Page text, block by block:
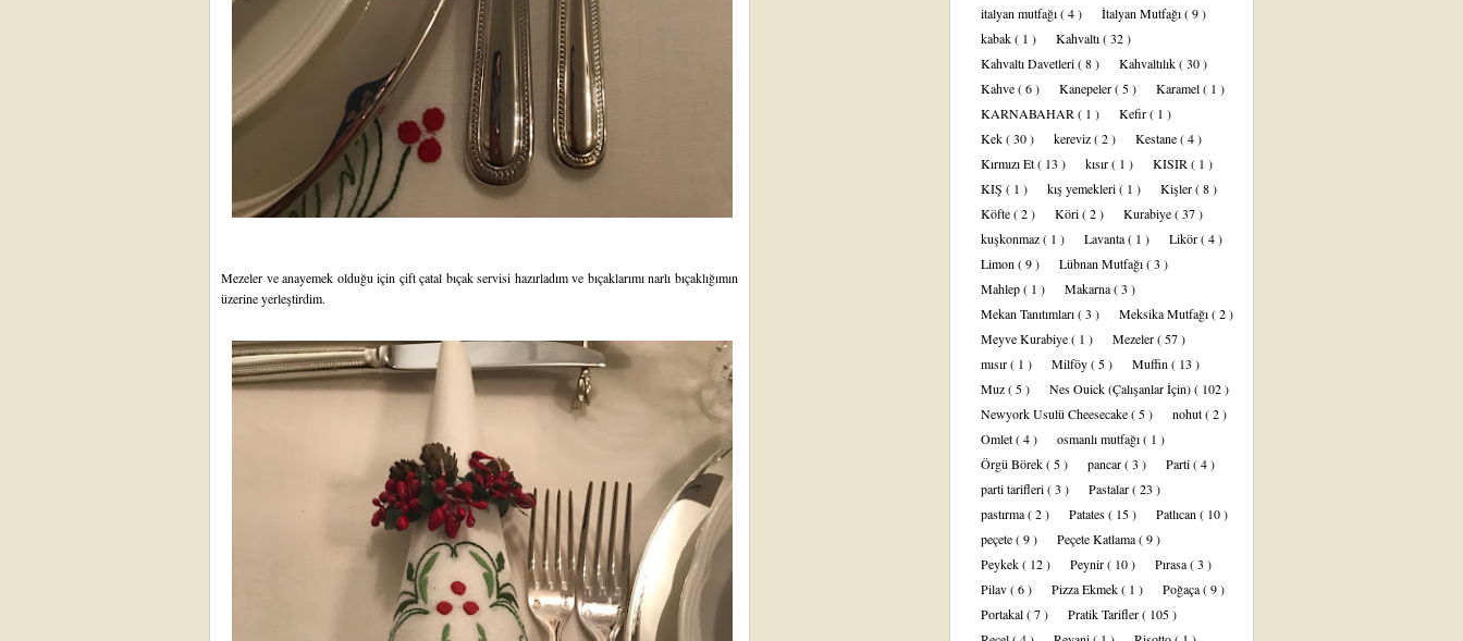
Mezeler ve anayemek olduğu için çift çatal bıçak servisi hazırladım ve bıçaklarımı narlı bıçaklığımın
üzerine yerleştirdim.
italyan mutfağı( 4 ) İtalyan Mutfağı( 9 )
kabak( 1 ) Kahvaltı( 32 )
Kahvaltı Davetleri( 8 ) Kahvaltılık( 30 )
Kahve( 6 ) Kanepeler( 5 ) Karamel( 1 )
KARNABAHAR ( 1 ) Kefir( 1 )
Kek( 30 ) kereviz( 2 ) Kestane( 4 )
Kırmızı Et( 13 ) kısır( 1 ) KISIR ( 1 )
KIŞ ( 1 ) kış yemekleri( 1 ) Kişler( 8 )
Köfte( 2 ) Köri( 2 ) Kurabiye( 37 )
kuşkonmaz( 1 ) Lavanta( 1 ) Likör( 4 )
Limon ( 9 ) Lübnan Mutfağı( 3 )
Mahlep( 1 ) Makarna( 3 )
Mekan Tanıtımları( 3 ) Meksika Mutfağı( 2 )
Meyve Kurabiye( 1 ) Mezeler( 57 )
mısır( 1 ) Milföy( 5 ) Muffin ( 13 )
Muz( 5 ) Nes Ouick (Çalışanlar İçin)( 102 )
Newyork Usulü Cheesecake( 5 ) nohut( 2 )
Omlet( 4 ) osmanlı mutfağı( 1 )
Örgü Börek( 5 ) pancar( 3 ) Parti( 4 )
parti tarifleri( 3 ) Pastalar( 23 )
pastırma( 2 ) Patates( 15 ) Patlıcan ( 10 )
peçete( 9 ) Peçete Katlama( 9 )
Peykek( 12 ) Peynir( 10 ) Pırasa( 3 )
Pilav( 6 ) Pizza Ekmek( 1 ) Poğaça( 9 )
Portakal( 7 ) Pratik Tarifler( 105 )